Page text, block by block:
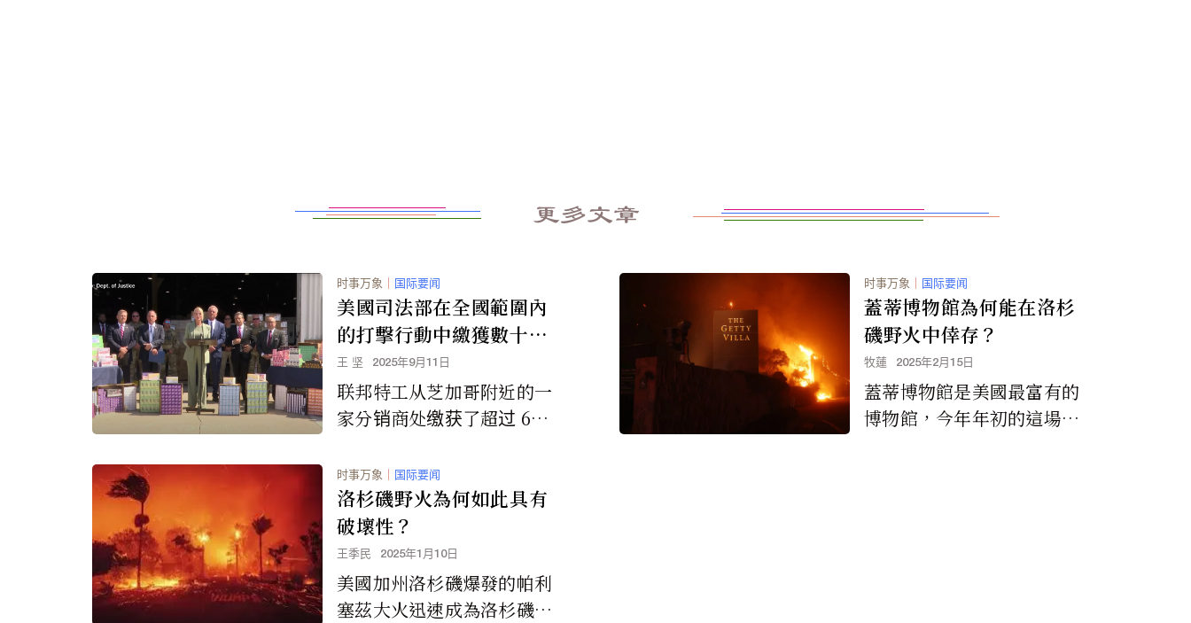
更多文章
时事万象 ｜ 国际要闻
美國司法部在全國範圍內
的打擊行動中繳獲數十萬
支從中國走私的非法電子
煙
王 坚 2025年9月11日
联邦特工从芝加哥附近的一
家分销商处缴获了超过 60
行动中缴获的最大单点电子
烟。这些产品大多采用鲜艳
的包装和吸引年轻人的口
味，是从中国非法进口的，
并且未经 FDA 上市前授
权。
时事万象 ｜ 国际要闻
蓋蒂博物館為何能在洛杉
磯野火中倖存？
牧蓮 2025年2月15日
蓋蒂博物館是美國最富有的
博物館，今年年初的這場洛
时事万象 ｜ 国际要闻
洛杉磯野火為何如此具有
破壞性？
王季民 2025年1月10日
美國加州洛杉磯爆發的帕利
塞茲大火迅速成為洛杉磯歷